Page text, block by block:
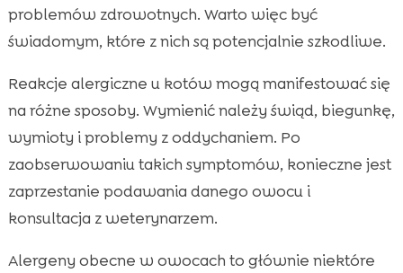
problemów zdrowotnych. Warto więc być
świadomym, które z nich są potencjalnie szkodliwe.
Reakcje alergiczne u kotów mogą manifestować się
na różne sposoby. Wymienić należy świąd, biegunkę,
wymioty i problemy z oddychaniem. Po
zaobserwowaniu takich symptomów, konieczne jest
zaprzestanie podawania danego owocu i
konsultacja z weterynarzem.
Alergeny obecne w owocach to głównie niektóre